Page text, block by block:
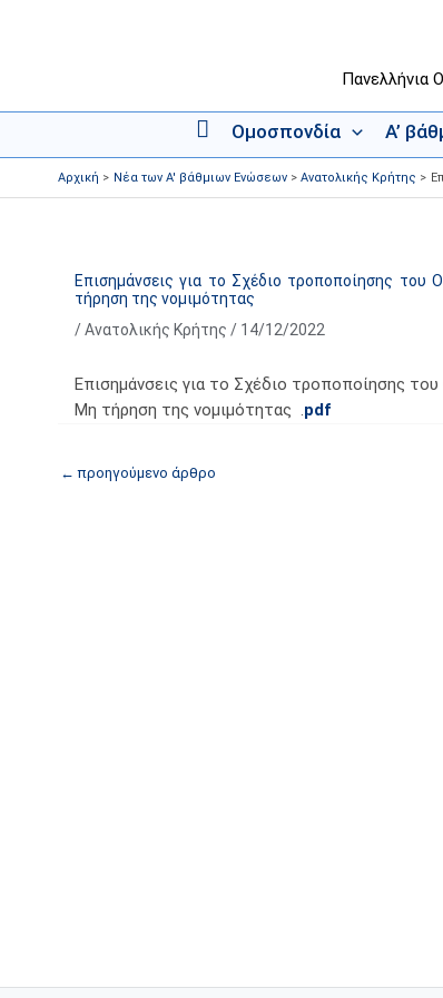
Α
ρ
χ
Ομοσπονδία Α’
Αρχική Νέα των Α' βάθμιων Ενώσεων Ανατολικής Κρήτης
Επισημάνσεις για το Σχέδιο τροποποίησης
τήρηση της νομιμότητας
/Ανατολικής Κρήτης / 14/12/2022
Επισημάνσεις για το Σχέδιο τροποποίησης
Μη τήρηση της νομιμότητας .pdf
← προηγούμενο άρθρο